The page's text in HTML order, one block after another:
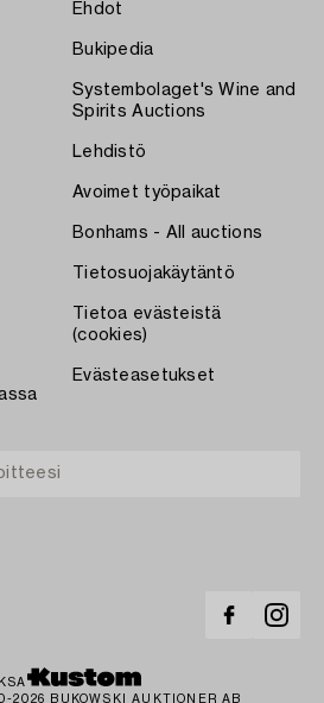
Ehdot
Bukipedia
Systembolaget's Wine and
Spirits Auctions
Lehdistö
Avoimet työpaikat
Bonhams - All auctions
Tietosuojakäytäntö
Tietoa evästeistä
(cookies)
Evästeasetukset
2026 BUKOWSKI AUKTIONER AB